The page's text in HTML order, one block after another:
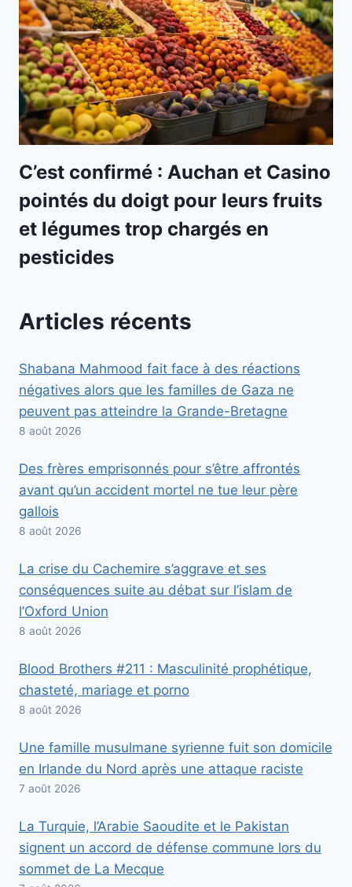
C’est confirmé : Auchan et Casino
pointés du doigt pour leurs fruits
et légumes trop chargés en
pesticides
Articles récents
Shabana Mahmood fait face à des réactions
négatives alors que les familles de Gaza ne
peuvent pas atteindre la Grande-Bretagne
8 août 2026
Des frères emprisonnés pour s’être affrontés
avant qu’un accident mortel ne tue leur père
gallois
8 août 2026
La crise du Cachemire s’aggrave et ses
conséquences suite au débat sur l’islam de
l’Oxford Union
8 août 2026
Blood Brothers #211 : Masculinité prophétique,
chasteté, mariage et porno
8 août 2026
Une famille musulmane syrienne fuit son domicile
en Irlande du Nord après une attaque raciste
7 août 2026
La Turquie, l’Arabie Saoudite et le Pakistan
signent un accord de défense commune lors du
sommet de La Mecque